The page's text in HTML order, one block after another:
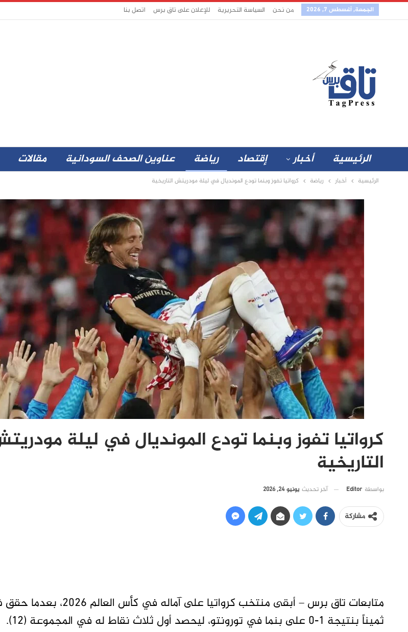
الجمعة, أغسطس 7, 2026 من نحن السياسة التحريرية للإعلان على تاق برس اتصل بنا
الرئيسية أخبار إقتصاد رياضة عناوين الصحف السودانية مقالات
الرئيسية أخبار رياضة كرواتيا تفوز وبنما تودع المونديال في ليلة مودريتش التاريخية
كرواتيا تفوز وبنما تودع المونديال في ليلة
التاريخية
بواسطة Editor آخر تحديث يونيو 24, 2026
مشاركة
متابعات تاق برس – أبقى منتخب كرواتيا على آماله في كأس العالم
ثميناً بنتيجة 1-0 على بنما في تورونتو، ليحصد أول ثلاث نقاط له في المجموعة (12).